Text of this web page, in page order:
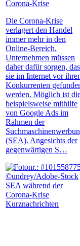
Corona-Krise
Die Corona-Krise
verlagert den Handel
immer mehr in den
Online-Bereich.
Unternehmen müssen
daher dafür sorgen,
sie im Internet vor
Konkurrenten
werden. Möglich ist
beispielsweise mithilfe
von Google Ads im
Rahmen der
(SEA). Angesichts der
gegenwärtigen S…
SEA während der
Corona-Krise
Kurznachrichten